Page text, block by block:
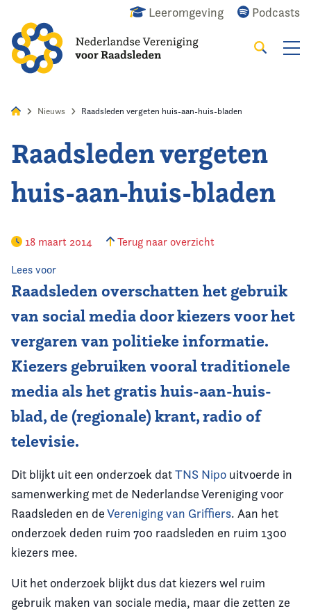
Leeromgeving Podcasts
Zoeken
Home
Agenda
Opleiding
Vereniging
Contact
Nieuws Raadsleden vergeten huis-aan-huis-bladen
Raadsleden vergeten
huis-aan-huis-bladen
18 maart 2014 Terug naar overzicht
Lees voor
Raadsleden overschatten het gebruik
van social media door kiezers voor het
vergaren van politieke informatie.
Kiezers gebruiken vooral traditionele
media als het gratis huis-aan-huis-
blad, de (regionale) krant, radio of
televisie.
Dit blijkt uit een onderzoek datTNS Nipo uitvoerde in
samenwerking met de Nederlandse Vereniging voor
Raadsleden en deVereniging van Griffiers. Aan het
onderzoek deden ruim 700 raadsleden en ruim 1300
kiezers mee.
Uit het onderzoek blijkt dus dat kiezers wel ruim
gebruik maken van sociale media, maar die zetten ze